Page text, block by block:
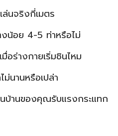
นจริงกี่เมตร
น้อย 4-5 ท่าหรือไม่
อร่างกายเริ่มชินไหม
ม่นานหรือเปล่า
บ้านของคุณรับแรงกระแทก